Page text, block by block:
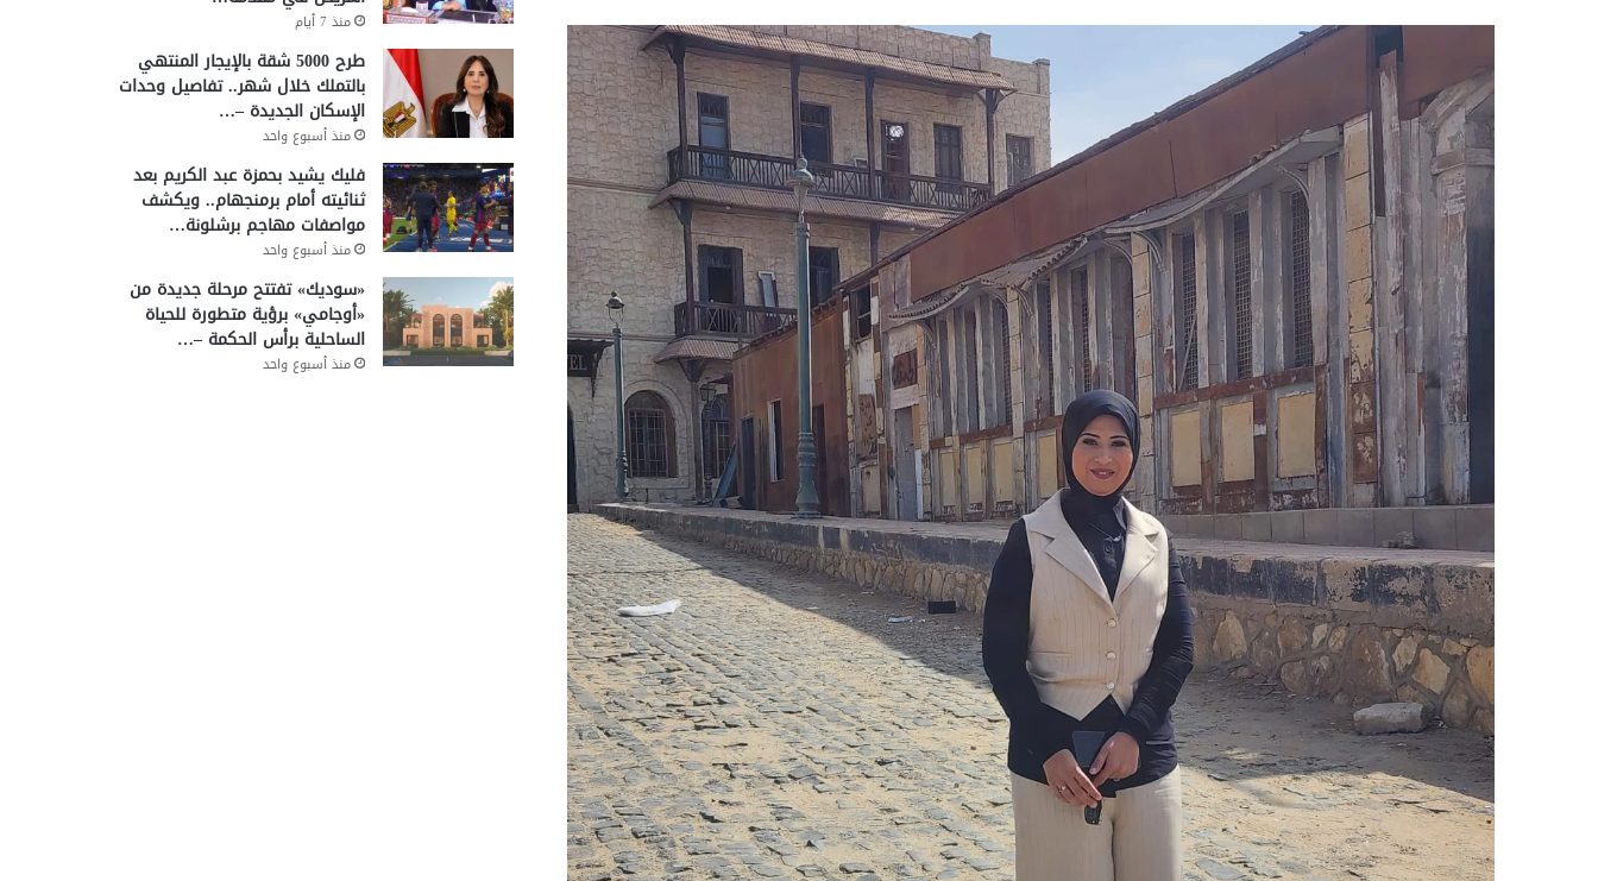
منذ 7 أيام
طرح 5000 شقة بالإيجار المنتهي
بالتملك خلال شهر.. تفاصيل وحدات
الإسكان الجديدة –…
منذ أسبوع واحد
فليك يشيد بحمزة عبد الكريم بعد
ثنائيته أمام برمنجهام.. ويكشف
مواصفات مهاجم برشلونة…
منذ أسبوع واحد
«سوديك» تفتتح مرحلة جديدة من
«أوجامي» برؤية متطورة للحياة
الساحلية برأس الحكمة –…
منذ أسبوع واحد